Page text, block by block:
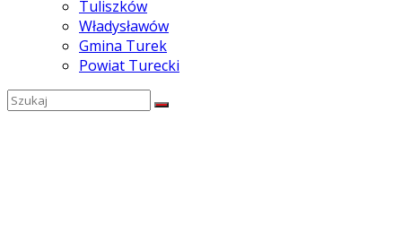
Tuliszków
Władysławów
Gmina Turek
Powiat Turecki